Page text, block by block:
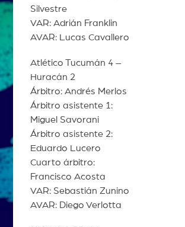
Silvestre
VAR: Adrián Franklin
AVAR: Lucas Cavallero
Atlético Tucumán 4 –
Huracán 2
Árbitro: Andrés Merlos
Árbitro asistente 1:
Miguel Savorani
Árbitro asistente 2:
Eduardo Lucero
Cuarto árbitro:
Francisco Acosta
VAR: Sebastián Zunino
AVAR: Diego Verlotta